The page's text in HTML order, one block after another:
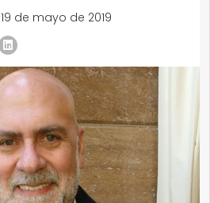
19 de mayo de 2019